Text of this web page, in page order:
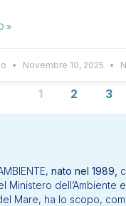
»
Novembre 10, 2025
1 2 3
nato nel 1989,
Ministero dell’Ambiente
Mare, ha lo scopo,